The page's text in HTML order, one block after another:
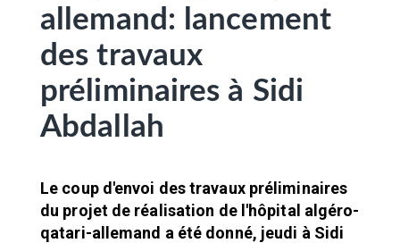
allemand: lancement
des travaux
préliminaires à Sidi
Abdallah
Le coup d'envoi des travaux préliminaires
du projet de réalisation de l'hôpital algéro-
qatari-allemand a été donné, jeudi à Sidi